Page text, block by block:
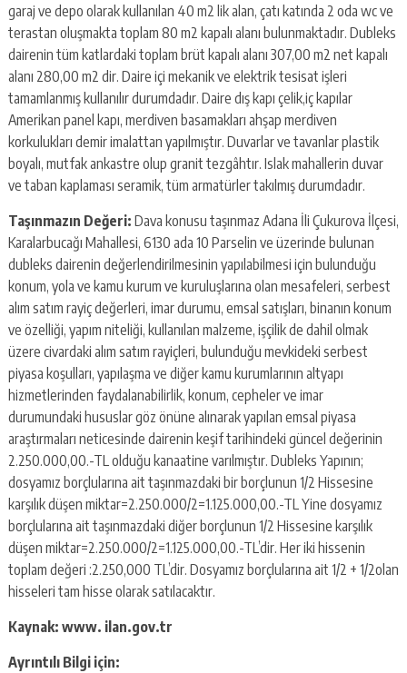
garaj ve depo olarak kullanılan 40 m2 lik alan, çatı katında 2 oda wc ve
terastan oluşmakta toplam 80 m2 kapalı alanı bulunmaktadır. Dubleks
dairenin tüm katlardaki toplam brüt kapalı alanı 307,00 m2 net kapalı
alanı 280,00 m2 dir. Daire içi mekanik ve elektrik tesisat işleri
tamamlanmış kullanılır durumdadır. Daire dış kapı çelik,iç kapılar
Amerikan panel kapı, merdiven basamakları ahşap merdiven
korkulukları demir imalattan yapılmıştır. Duvarlar ve tavanlar plastik
boyalı, mutfak ankastre olup granit tezgâhtır. Islak mahallerin duvar
ve taban kaplaması seramik, tüm armatürler takılmış durumdadır.
Taşınmazın Değeri: Dava konusu taşınmaz Adana İli Çukurova İlçesi,
Karalarbucağı Mahallesi, 6130 ada 10 Parselin ve üzerinde bulunan
dubleks dairenin değerlendirilmesinin yapılabilmesi için bulunduğu
konum, yola ve kamu kurum ve kuruluşlarına olan mesafeleri, serbest
alım satım rayiç değerleri, imar durumu, emsal satışları, binanın konum
ve özelliği, yapım niteliği, kullanılan malzeme, işçilik de dahil olmak
üzere civardaki alım satım rayiçleri, bulunduğu mevkideki serbest
piyasa koşulları, yapılaşma ve diğer kamu kurumlarının altyapı
hizmetlerinden faydalanabilirlik, konum, cepheler ve imar
durumundaki hususlar göz önüne alınarak yapılan emsal piyasa
araştırmaları neticesinde dairenin keşif tarihindeki güncel değerinin
2.250.000,00.-TL olduğu kanaatine varılmıştır. Dubleks Yapının;
dosyamız borçlularına ait taşınmazdaki bir borçlunun 1/2 Hissesine
karşılık düşen miktar=2.250.000/2=1.125.000,00.-TL Yine dosyamız
borçlularına ait taşınmazdaki diğer borçlunun 1/2 Hissesine karşılık
düşen miktar=2.250.000/2=1.125.000,00.-TL’dir. Her iki hissenin
toplam değeri :2.250,000 TL’dir. Dosyamız borçlularına ait 1/2 + 1/2olan
hisseleri tam hisse olarak satılacaktır.
Kaynak: www. ilan.gov.tr
Ayrıntılı Bilgi için: